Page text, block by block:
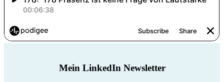
Mein LinkedIn Newsletter